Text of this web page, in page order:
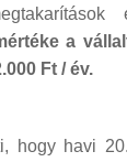
a
Ft / év.
hogy havi